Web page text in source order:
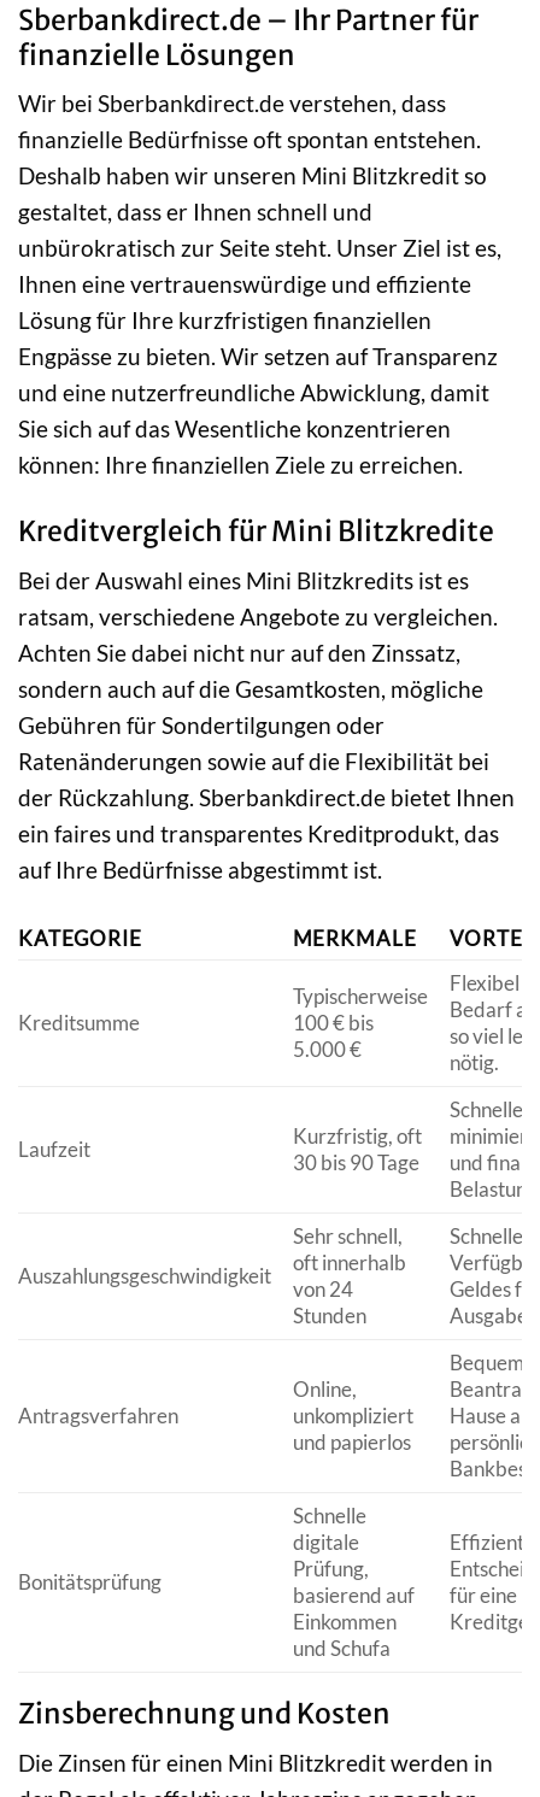
Sberbankdirect.de – Ihr Partner für
finanzielle Lösungen
Wir bei Sberbankdirect.de verstehen, dass
finanzielle Bedürfnisse oft spontan entstehen.
Deshalb haben wir unseren Mini Blitzkredit so
gestaltet, dass er Ihnen schnell und
unbürokratisch zur Seite steht. Unser Ziel ist es,
Ihnen eine vertrauenswürdige und effiziente
Lösung für Ihre kurzfristigen finanziellen
Engpässe zu bieten. Wir setzen auf Transparenz
und eine nutzerfreundliche Abwicklung, damit
Sie sich auf das Wesentliche konzentrieren
können: Ihre finanziellen Ziele zu erreichen.
Kreditvergleich für Mini Blitzkredite
Bei der Auswahl eines Mini Blitzkredits ist es
ratsam, verschiedene Angebote zu vergleichen.
Achten Sie dabei nicht nur auf den Zinssatz,
sondern auch auf die Gesamtkosten, mögliche
Gebühren für Sondertilgungen oder
Ratenänderungen sowie auf die Flexibilität bei
der Rückzahlung. Sberbankdirect.de bietet Ihnen
ein faires und transparentes Kreditprodukt, das
auf Ihre Bedürfnisse abgestimmt ist.
KATEGORIE MERKMALE
Kreditsumme
Typischerweise
100 € bis
5.000 €
Flexibel
Bedarf
so viel
nötig.
Laufzeit
Kurzfristig, oft
30 bis 90 Tage
Schnelle
minimiert
und
Auszahlungsgeschwindigkeit
Sehr schnell,
oft innerhalb
von 24
Stunden
Schnelle
Geldes
Antragsverfahren
Online,
unkompliziert
und papierlos
Bequeme
Hause
Bonitätsprüfung
Schnelle
digitale
Prüfung,
basierend auf
Einkommen
und Schufa
Effiziente
für eine
Zinsberechnung und Kosten
Die Zinsen für einen Mini Blitzkredit werden in